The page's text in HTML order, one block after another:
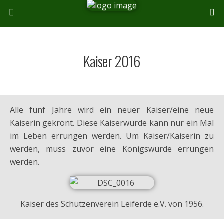
Kaiser 2016
Alle fünf Jahre wird ein neuer Kaiser/eine neue
Kaiserin gekrönt. Diese Kaiserwürde kann nur ein Mal
im Leben errungen werden. Um Kaiser/Kaiserin zu
werden, muss zuvor eine Königswürde errungen
werden.
Kaiser des Schützenverein Leiferde e.V. von 1956.